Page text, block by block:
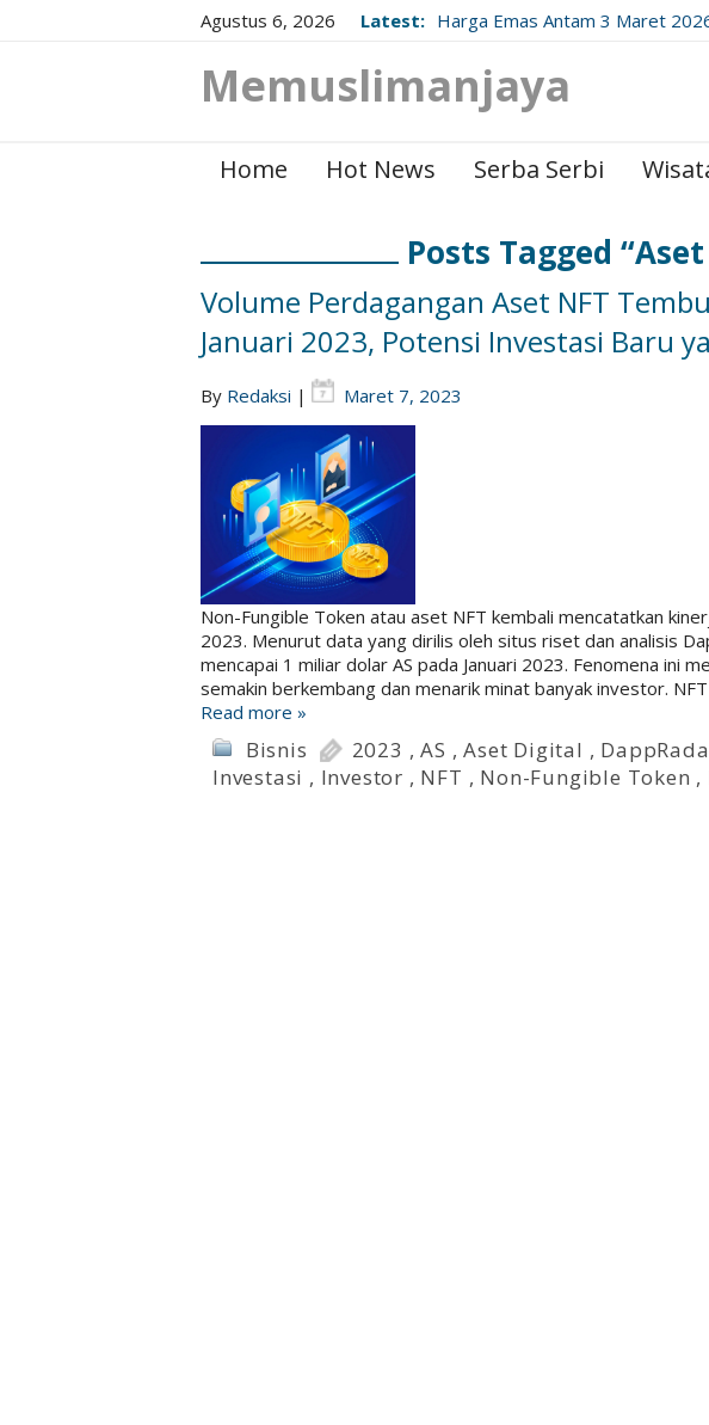
Agustus 6, 2026 Latest: Harga Emas Antam 3 Maret
Memuslimanjaya
Home Hot News Serba Serbi
Posts Tagged
Volume Perdagangan Aset NFT
Januari 2023, Potensi Investasi Baru
By Redaksi | Maret 7, 2023
Non-Fungible Token atau aset NFT kembali mencatatkan
2023. Menurut data yang dirilis oleh situs riset dan analisis
mencapai 1 miliar dolar AS pada Januari 2023. Fenomena ini
semakin berkembang dan menarik minat banyak investor.
Read more »
Bisnis 2023 ,AS ,Aset Digital ,
Investasi , Investor , NFT , Non-Fungible Token ,